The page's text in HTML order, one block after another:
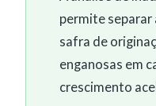
permite
safra de
enganosas em
crescimento